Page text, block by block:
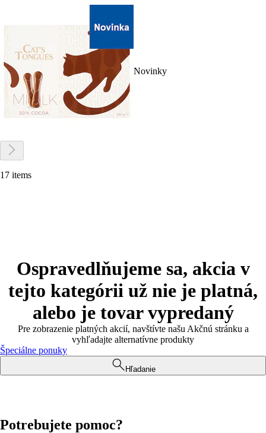
Novinky
17 items
Ospravedlňujeme sa, akcia v
tejto kategórii už nie je platná,
alebo je tovar vypredaný
Pre zobrazenie platných akcií, navštívte našu Akčnú stránku a
vyhľadajte alternatívne produkty
Špeciálne ponuky
Hľadanie
Potrebujete pomoc?